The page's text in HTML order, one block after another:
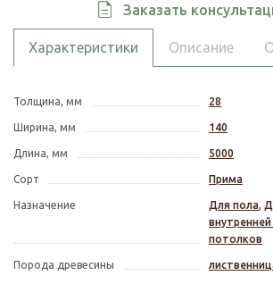
Заказать
Характеристики Описание
Толщина, мм 28
Ширина, мм 140
Длина, мм 5000
Сорт Прима
Назначение Для пола,
потолков
Порода древесины